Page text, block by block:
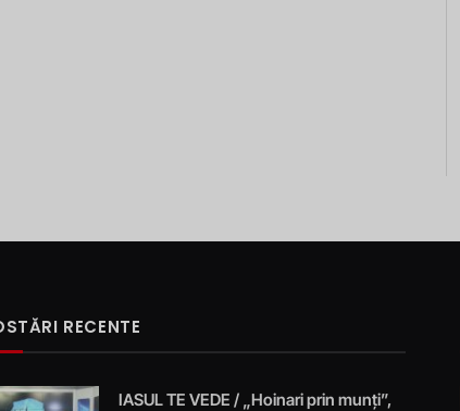
RECENTE
IASUL TE VEDE / „Hoinari prin munți”,